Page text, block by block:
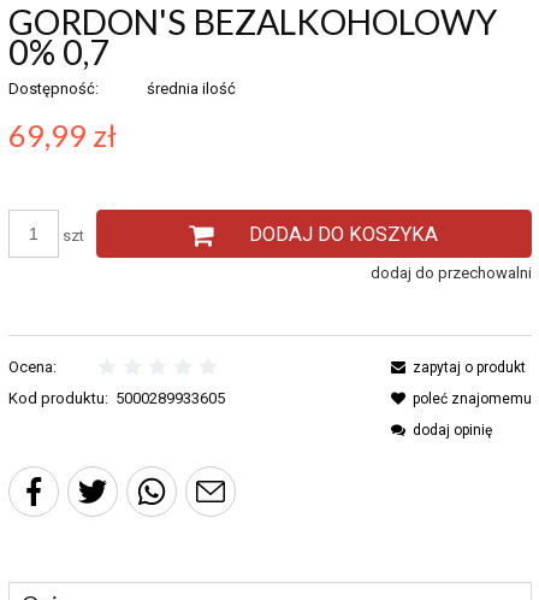
GORDON'S BEZALKOHOLOWY
0% 0,7
Dostępność: średnia ilość
69,99 zł
szt DODAJ DO KOSZYKA
dodaj do przechowalni
Ocena:
Kod produktu: 5000289933605
zapytaj o produkt
poleć znajomemu
dodaj opinię